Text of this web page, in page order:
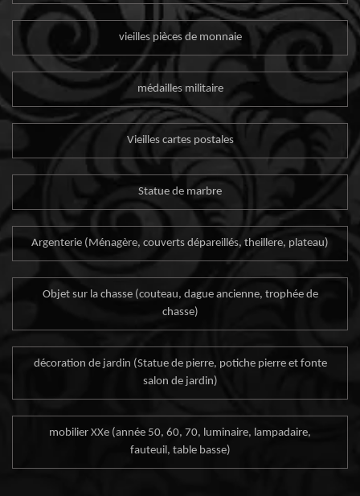
vieilles pièces de monnaie
médailles militaire
Vieilles cartes postales
Statue de marbre
Argenterie (Ménagère, couverts dépareillés, theillere, plateau)
Objet sur la chasse (couteau, dague ancienne, trophée de
chasse)
décoration de jardin (Statue de pierre, potiche pierre et fonte
salon de jardin)
mobilier XXe (année 50, 60, 70, luminaire, lampadaire,
fauteuil, table basse)